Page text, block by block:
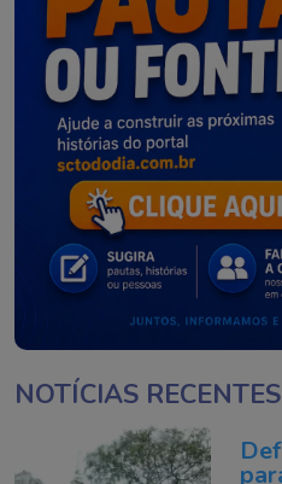
NOTÍCIAS RECENTES